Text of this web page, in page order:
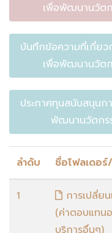
เพื่อพัฒนานวัต
บันทึกข้อความที่เกี่ย
เพื่อพัฒนานวัต
ประกาศทุนสนับสนุนก
พัฒนานวัตกร
ลำดับ ชื่อโฟลเดอ
1
การเปลี่ย
(ค่าตอบแทน
บริการอื่นๆ)